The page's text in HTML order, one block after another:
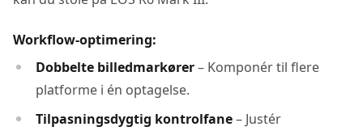
Workflow-optimering:
Dobbelte billedmarkører– Komponér til flere
platforme i én optagelse.
Tilpasningsdygtig kontrolfane– Justér